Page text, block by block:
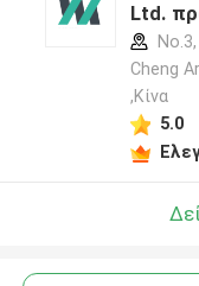
Ltd.
Cheng
,Κίνα
5.0